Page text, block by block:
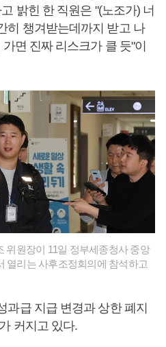
밝힌 한 직원은 "(노조가) 너
히 챙겨받는데까지 받고 나
면 진짜 리스크가 클 듯"이
위원장이 11일 정부세종청사 중앙
열리는 사후조정회의에 참석하고
과급 지급 변경과 상한 폐지
커지고 있다.